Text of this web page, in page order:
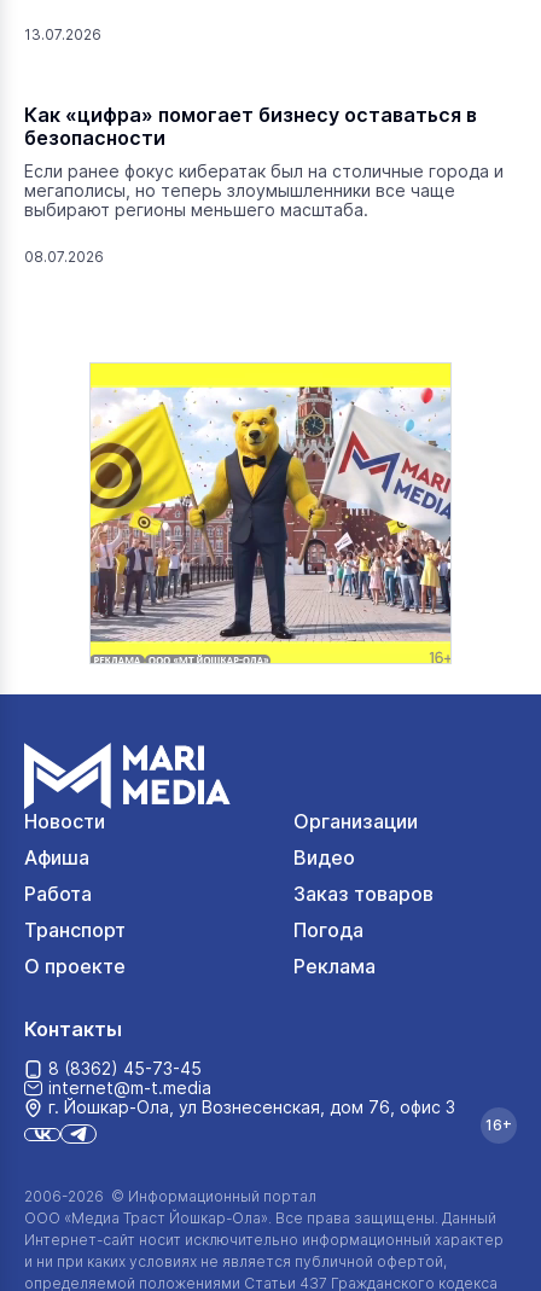
13.07.2026
Как «цифра» помогает бизнесу оставаться в
безопасности
Если ранее фокус кибератак был на столичные города и
мегаполисы, но теперь злоумышленники все чаще
выбирают регионы меньшего масштаба.
08.07.2026
Новости
Организации
Афиша
Видео
Работа
Заказ товаров
Транспорт
Погода
О проекте
Реклама
2006-2026 © Информационный портал
ООО «Медиа Траст Йошкар-Ола». Все права защищены. Данный
Интернет-сайт носит исключительно информационный характер
и ни при каких условиях не является публичной офертой,
определяемой положениями Статьи 437 Гражданского кодекса
Контакты
8 (8362) 45-73-45
internet@m-t.media
г. Йошкар‑Ола, ул Вознесенская, дом 76, офис 3
16+